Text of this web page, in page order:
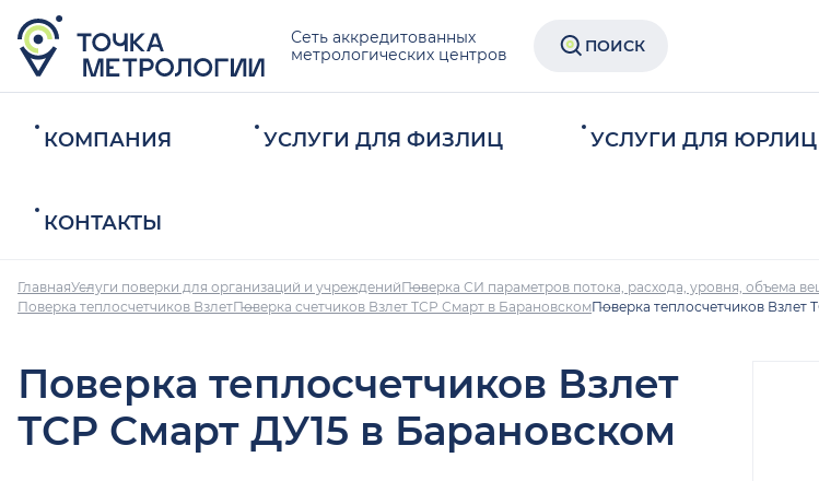
Сеть аккредитованных
метрологических центров
ПОИСК
КОМПАНИЯ УСЛУГИ ДЛЯ ФИЗЛИЦ УСЛУГИ ДЛЯ ЮРЛИЦ
КОНТАКТЫ
ГлавнаяУслуги поверки для организаций и учрежденийПоверка СИ параметров потока, расхода, уровня, объема
Поверка теплосчетчиков ВзлетПоверка счетчиков Взлет ТСР Смарт в БарановскомПоверка теплосчетчиков Взлет
Поверка теплосчетчиков Взлет
ТСР Смарт ДУ15 в Барановском